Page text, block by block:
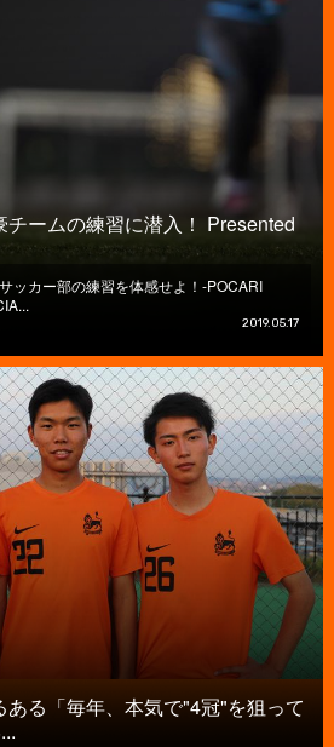
ームの練習に潜入！ Presented
ッカー部の練習を体感せよ！-POCARI
2019.05.17
る「毎年、本気で"4冠"を狙って